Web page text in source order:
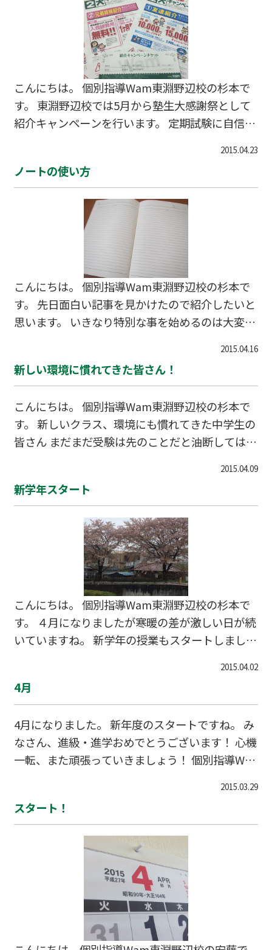
６月の定期テストに向けて 東淵野辺校で勉強して
みませんか！ 現在、東淵野辺校では塾生大感謝祭
として 紹介キャンペーンを行っています。 定期テ
スト・学校の授業が不安な方は 友達や兄弟と一緒
に東淵野辺校で勉強して 苦手を得意に変えていき
ましょう！ ↓お問合せはこちら↓ 042-
こんにちは。 個別指導Wam東淵野辺校の杉本で
す。 東淵野辺校では5月から塾生大感謝祭として
紹介キャンペーンを行います。 定期試験に自信が
がいたら紹介チケットで誘って Ｗａｍでいっしょ
に勉強してみませんか？ 紹介する方も紹介される
これを機に苦手な科目をみんなで克服して いっし
ょに成長していきましょう！ チケットをもらった
ら是非一度お気軽にお電話ください！ ↓お問合せ
はこちら↓ 042-851-4360
2015.04.23
ノートの使い方
こんにちは。 個別指導Wam東淵野辺校の杉本で
す。 先日面白い記事を見かけたので紹介したいと
思います。 いきなり特別な事を始めるのは大変か
を変えるだけなら すぐに実践できますよね？ 今
回紹介するのは 東大生のノートに 隠された法
で 成績ＵＰのきっかけとなるかもしれません。
法則その１ 文頭をそろえる 見出しや番号を書
く位置をそろえると、見た目も美しくなり 書か
れている内容をキチンと区別できるようになりま
す。 法則その２ 余白を残す 文字をギュウギュ
ウに詰めないで、 余白を残しておくと、ぱっと
2015.04.16
新しい環境に慣れてきた皆さん！
こんにちは。 個別指導Wam東淵野辺校の杉本で
す。 新しいクラス、環境にも慣れてきた中学生の
皆さん まだまだ受験は先のことだと油断してはい
年生からの各教科の評定が 内申として評価されま
す。 高校により配点は異なりますが評定が1UPす
相当します。 意外と大きいですよね？ 後になって
あの時勉強しておけばと後悔しないように あの時
勉強しておいて 良かった！ と思える準備を今か
らいっしょに始めていきしょう！ 新年度応援キャ
ンペーン実施中！ ↓お問合せはこちら↓ 042-851
-4360
2015.04.09
新学年スタート
こんにちは。 個別指導Wam東淵野辺校の杉本で
す。 ４月になりましたが寒暖の差が激しい日が続
いていますね。 新学年の授業もスタートしました
導Wam東淵野辺校では学校のカリキュラムの 予
習・復習で、苦手をしっかり克服していきます！
早めの対策で今年を飛躍の一年にしていきましょ
う！ 新年度応援キャンペーン実施中！ ↓お問合
せはこちら↓ 042-851-4360
2015.04.02
4月
4月になりました。 新年度のスタートですね。 み
なさん、進級・進学おめでとうございます！ 心機
一転、また頑張っていきましょう！ 個別指導Wa
年度応援キャンペーン実施中！ ↓お問合せはこち
ら↓042-851-4360 ホームページから体験授業の
塾 テスト 町田 相模原 共和中 淵野辺東
小 木曽中 木曽境川小 個別 受験
2015.03.29
スタート！